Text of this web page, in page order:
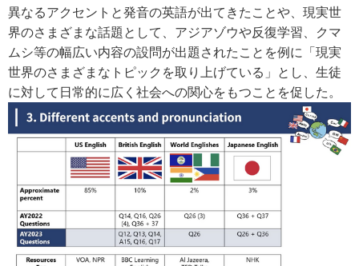
異なるアクセントと発音の英語が出てきたことや、現実世
界のさまざまな話題として、アジアゾウや反復学習、クマ
ムシ等の幅広い内容の設問が出題されたことを例に「現実
世界のさまざまなトピックを取り上げている」とし、生徒
に対して日常的に広く社会への関心をもつことを促した。